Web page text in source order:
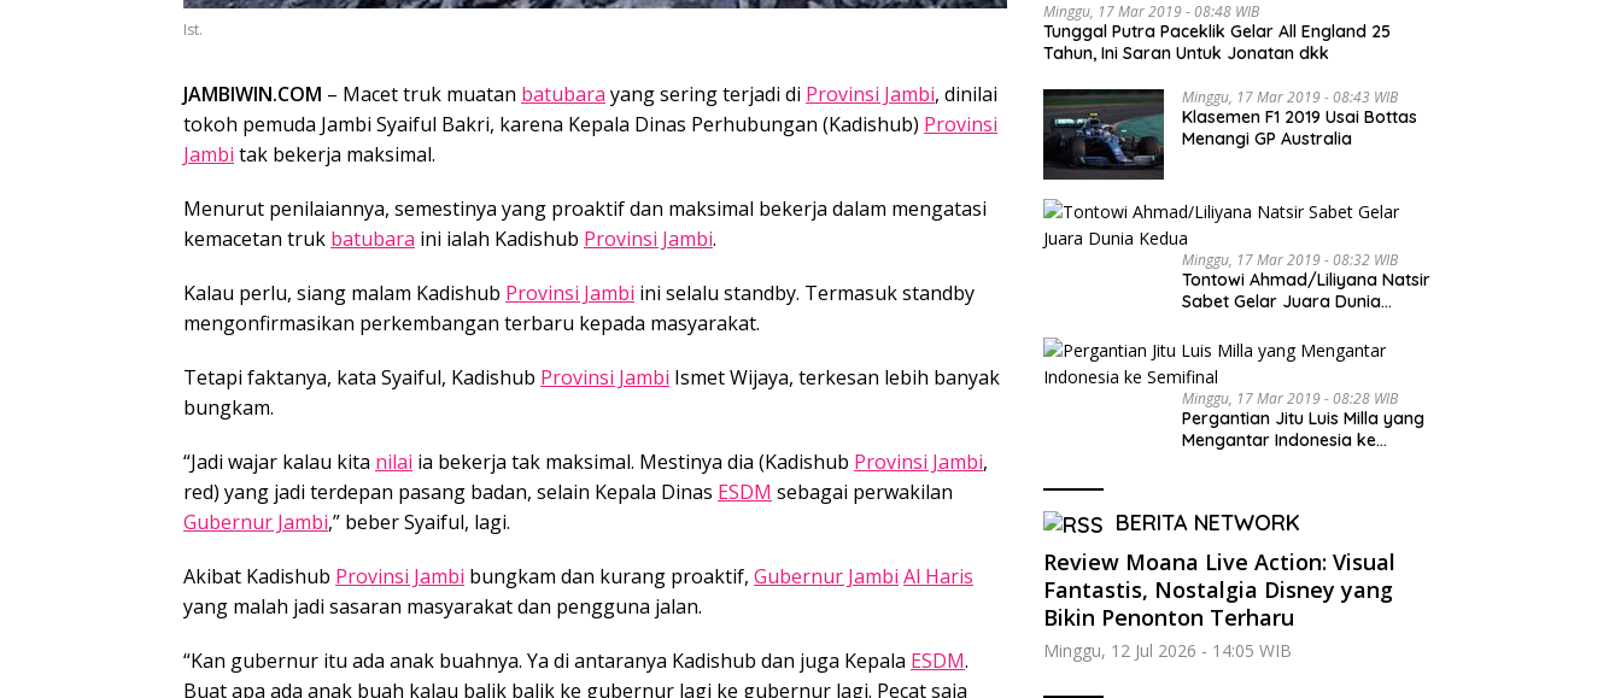
Ist.
JAMBIWIN.COM – Macet truk muatan batubara yang sering terjadi di Provinsi Jambi, dinilai
tokoh pemuda Jambi Syaiful Bakri, karena Kepala Dinas Perhubungan (Kadishub) Provinsi
Jambi tak bekerja maksimal.
Menurut penilaiannya, semestinya yang proaktif dan maksimal bekerja dalam mengatasi
kemacetan truk batubara ini ialah Kadishub Provinsi Jambi.
Kalau perlu, siang malam Kadishub Provinsi Jambi ini selalu standby. Termasuk standby
mengonfirmasikan perkembangan terbaru kepada masyarakat.
Tetapi faktanya, kata Syaiful, Kadishub Provinsi Jambi Ismet Wijaya, terkesan lebih banyak
bungkam.
“Jadi wajar kalau kita nilai ia bekerja tak maksimal. Mestinya dia (Kadishub Provinsi Jambi,
red) yang jadi terdepan pasang badan, selain Kepala Dinas ESDM sebagai perwakilan
Gubernur Jambi,” beber Syaiful, lagi.
Akibat Kadishub Provinsi Jambi bungkam dan kurang proaktif, Gubernur Jambi Al Haris
yang malah jadi sasaran masyarakat dan pengguna jalan.
“Kan gubernur itu ada anak buahnya. Ya di antaranya Kadishub dan juga Kepala ESDM.
Buat apa ada anak buah kalau balik balik ke gubernur lagi ke gubernur lagi. Pecat saja
Minggu, 17 Mar 2019 - 08:48 WIB
Tunggal Putra Paceklik Gelar All England 25
Tahun, Ini Saran Untuk Jonatan dkk
Minggu, 17 Mar 2019 - 08:43 WIB
Klasemen F1 2019 Usai Bottas
Menangi GP Australia
Minggu, 17 Mar 2019 - 08:32 WIB
Tontowi Ahmad/Liliyana Natsir
Sabet Gelar Juara Dunia
Minggu, 17 Mar 2019 - 08:28 WIB
Pergantian Jitu Luis Milla yang
Mengantar Indonesia ke
BERITA NETWORK
Review Moana Live Action: Visual
Fantastis, Nostalgia Disney yang
Bikin Penonton Terharu
Minggu, 12 Jul 2026 - 14:05 WIB